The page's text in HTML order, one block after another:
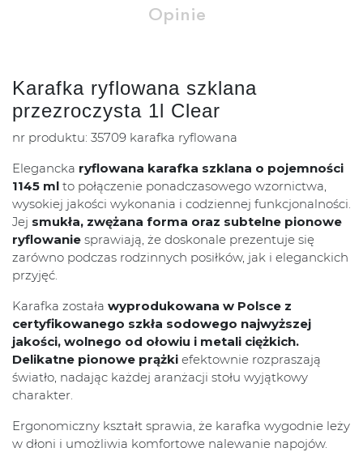
Opinie
Karafka ryflowana szklana
przezroczysta 1l Clear
nr produktu: 35709 karafka ryflowana
Elegancka ryflowana karafka szklana o pojemności
1145 ml to połączenie ponadczasowego wzornictwa,
wysokiej jakości wykonania i codziennej funkcjonalności.
Jej smukła, zwężana forma oraz subtelne pionowe
ryflowanie sprawiają, że doskonale prezentuje się
zarówno podczas rodzinnych posiłków, jak i eleganckich
przyjęć.
Karafka została wyprodukowana w Polsce z
certyfikowanego szkła sodowego najwyższej
jakości, wolnego od ołowiu i metali ciężkich.
Delikatne pionowe prążki efektownie rozpraszają
światło, nadając każdej aranżacji stołu wyjątkowy
charakter.
Ergonomiczny kształt sprawia, że karafka wygodnie leży
w dłoni i umożliwia komfortowe nalewanie napojów.